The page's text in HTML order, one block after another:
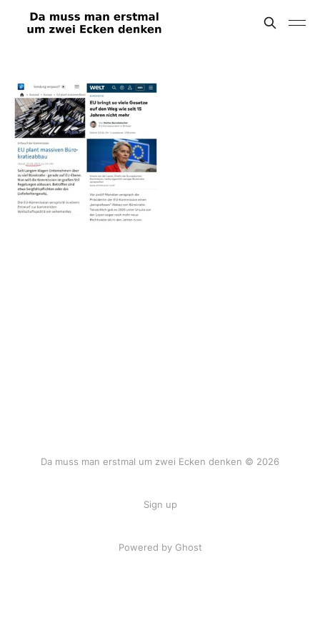
Da muss man erstmal um zwei Ecken denken © 2026
Sign up
Powered by Ghost